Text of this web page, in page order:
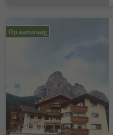
Op aanvraag